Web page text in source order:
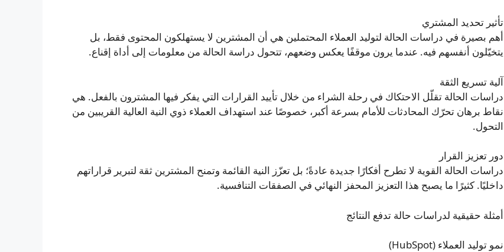
تأثير تحديد المشتري
أهم بصيرة في دراسات الحالة لتوليد العملاء المحتملين هي أن المشترين لا يستهلكون المحتوى فقط، بل
يتخيّلون أنفسهم فيه. عندما يرون موقفًا يعكس وضعهم، تتحول دراسة الحالة من معلومات إلى أداة إقناع.
آلية تسريع الثقة
دراسات الحالة تقلّل الاحتكاك في رحلة الشراء من خلال تأييد القرارات التي يفكر فيها المشترون بالفعل. هي
نقاط برهان تحرّك المحادثات للأمام بسرعة أكبر، خصوصًا عند استهداف العملاء ذوي النية العالية القريبين من
التحول.
دور تعزيز القرار
دراسات الحالة القوية لا تطرح أفكارًا جديدة عادةً؛ بل تعزّز النية القائمة وتمنح المشترين ثقة لتبرير قراراتهم
داخليًا. كثيرًا ما يصبح هذا التعزيز المحفز النهائي في الصفقات التنافسية.
أمثلة حقيقية لدراسات حالة تدفع النتائج
نمو توليد العملاء (HubSpot)